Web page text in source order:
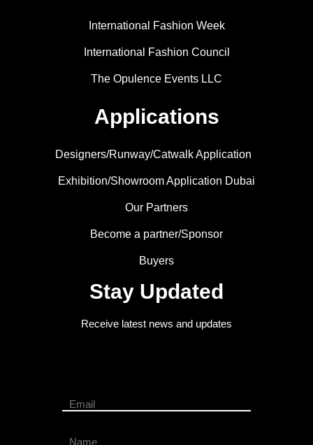
International Fashion Week
International Fashion Council
The Opulence Events LLC
Applications
Designers/Runway/Catwalk Application
Exhibition/Showroom Application Dubai
Our Partners
Become a partner/Sponsor
Buyers
Stay Updated
Receive latest news and updates